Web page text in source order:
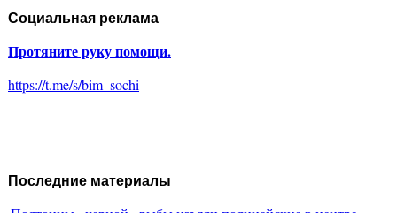
Социальная реклама
Протяните руку помощи.
https://t.me/s/bim_sochi
Последние материалы